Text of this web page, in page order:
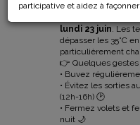
participative et aidez à façonner
Météo France
lundi 23 juin. Les
dépasser les 35°C
particulièrement
👉 Quelques gestes
• Buvez
• Évitez les sorties
(12h-16h) 🕑
• Fermez volets et
nuit 🌙